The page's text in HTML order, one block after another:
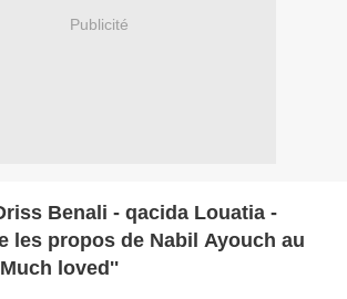
Publicité
Benali - qacida Louatia -
les propos de Nabil Ayouch au
loved''